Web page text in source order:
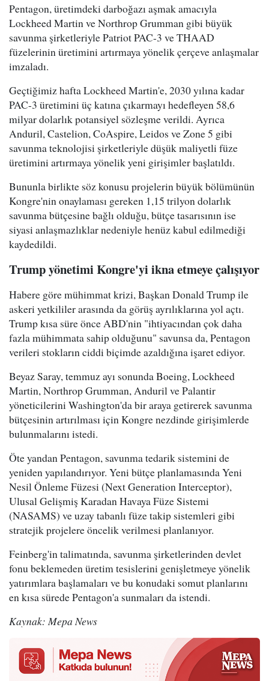
Pentagon, üretimdeki darboğazı aşmak amacıyla
Lockheed Martin ve Northrop Grumman gibi büyük
savunma şirketleriyle Patriot PAC-3 ve THAAD
füzelerinin üretimini artırmaya yönelik çerçeve anlaşmalar
imzaladı.
Geçtiğimiz hafta Lockheed Martin'e, 2030 yılına kadar
PAC-3 üretimini üç katına çıkarmayı hedefleyen 58,6
milyar dolarlık potansiyel sözleşme verildi. Ayrıca
Anduril, Castelion, CoAspire, Leidos ve Zone 5 gibi
savunma teknolojisi şirketleriyle düşük maliyetli füze
üretimini artırmaya yönelik yeni girişimler başlatıldı.
Bununla birlikte söz konusu projelerin büyük bölümünün
Kongre'nin onaylaması gereken 1,15 trilyon dolarlık
savunma bütçesine bağlı olduğu, bütçe tasarısının ise
siyasi anlaşmazlıklar nedeniyle henüz kabul edilmediği
kaydedildi.
Trump yönetimi Kongre'yi ikna etmeye çalışıyor
Habere göre mühimmat krizi, Başkan Donald Trump ile
askeri yetkililer arasında da görüş ayrılıklarına yol açtı.
Trump kısa süre önce ABD'nin "ihtiyacından çok daha
fazla mühimmata sahip olduğunu" savunsa da, Pentagon
verileri stokların ciddi biçimde azaldığına işaret ediyor.
Beyaz Saray, temmuz ayı sonunda Boeing, Lockheed
Martin, Northrop Grumman, Anduril ve Palantir
yöneticilerini Washington'da bir araya getirerek savunma
bütçesinin artırılması için Kongre nezdinde girişimlerde
bulunmalarını istedi.
Öte yandan Pentagon, savunma tedarik sistemini de
yeniden yapılandırıyor. Yeni bütçe planlamasında Yeni
Nesil Önleme Füzesi (Next Generation Interceptor),
Ulusal Gelişmiş Karadan Havaya Füze Sistemi
(NASAMS) ve uzay tabanlı füze takip sistemleri gibi
stratejik projelere öncelik verilmesi planlanıyor.
Feinberg'in talimatında, savunma şirketlerinden devlet
fonu beklemeden üretim tesislerini genişletmeye yönelik
yatırımlara başlamaları ve bu konudaki somut planlarını
en kısa sürede Pentagon'a sunmaları da istendi.
Kaynak: Mepa News